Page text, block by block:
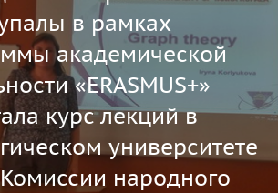
в рамках
академической
«ERASMUS+»
курс лекций в
университете
народного